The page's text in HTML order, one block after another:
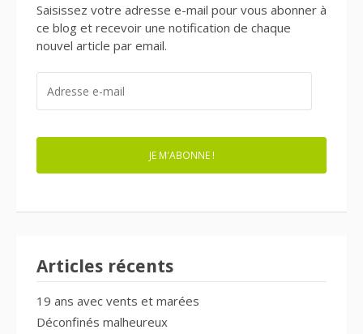
Saisissez votre adresse e-mail pour vous abonner à
ce blog et recevoir une notification de chaque
nouvel article par email.
MAIL
JE M'ABONNE !
Articles récents
19 ans avec vents et marées
Déconfinés malheureux